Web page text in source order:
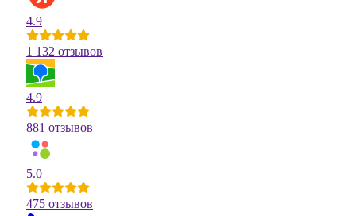
4.9
1 132 отзывов
4.9
881 отзывов
5.0
475 отзывов